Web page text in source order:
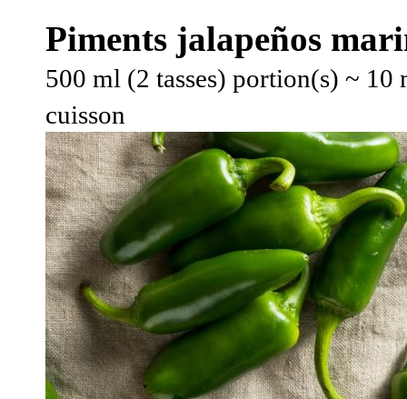
Piments jalapeños
500 ml (2 tasses) portion(s) ~ 10
cuisson